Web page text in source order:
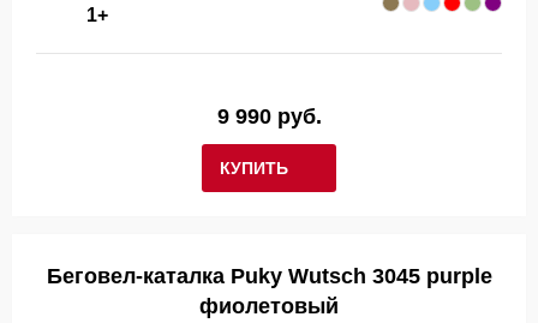
1+
КУПИТЬ
9 990 руб.
Беговел-каталка Puky Wutsch 3045 purple
фиолетовый